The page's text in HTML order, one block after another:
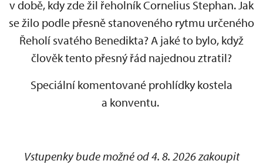
v době, kdy zde žil řeholník Cornelius Stephan. Jak
se žilo podle přesně stanoveného rytmu určeného
Řeholí svatého Benedikta? A jaké to bylo, když
člověk tento přesný řád najednou ztratil?
Speciální komentované prohlídky kostela
a konventu.
Vstupenky bude možné od 4. 8. 2026 zakoupit